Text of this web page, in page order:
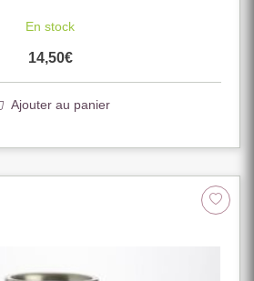
En stock
14,50€
Ajouter au panier